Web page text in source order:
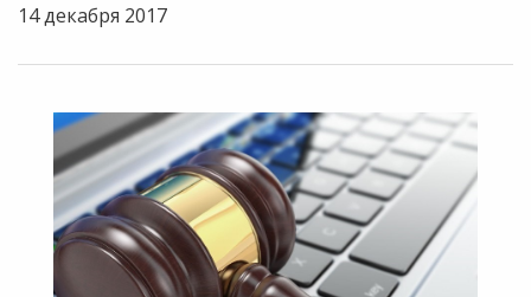
14 декабря 2017